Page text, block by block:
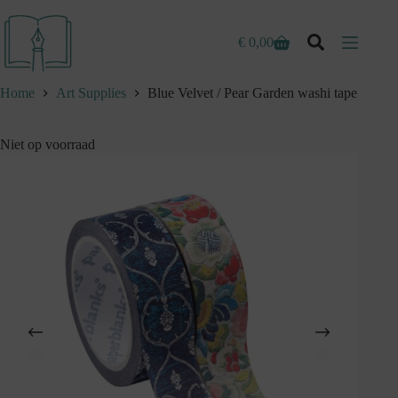
naar
inhoud
Winkelwagen
€ 0,00
Home Art Supplies Blue Velvet / Pear Garden washi tape
Niet op voorraad